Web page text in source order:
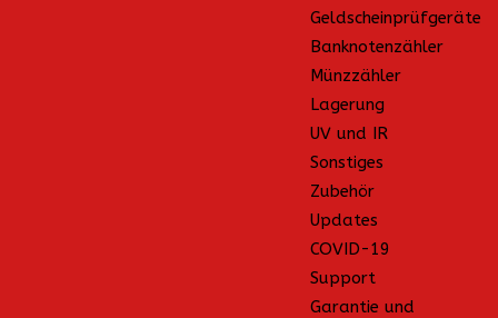
Geldscheinprüfgeräte
Banknotenzähler
Münzzähler
Lagerung
UV und IR
Sonstiges
Zubehör
Updates
COVID-19
Support
Garantie und